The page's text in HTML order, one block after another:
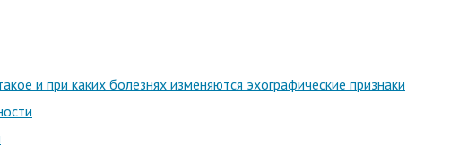
и при каких болезнях изменяются эхографические признаки